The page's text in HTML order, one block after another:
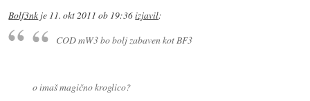
Bolf3nk je 11. okt 2011 ob 19:36izjavil:
COD mW3 bo bolj zabaven kot BF3
o imaš magično kroglico?